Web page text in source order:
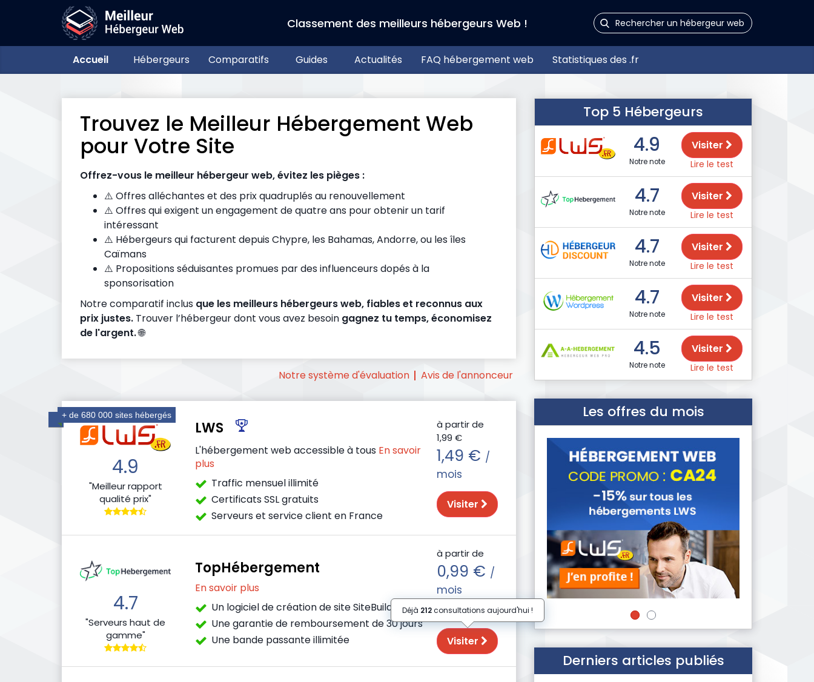
Classement des meilleurs hébergeurs Web !
Accueil Hébergeurs Comparatifs Guides Actualités FAQ hébergement web Statistiques des .fr
Trouvez le Meilleur Hébergement Web
pour Votre Site
Offrez-vous le meilleur hébergeur web, évitez les pièges :
⚠️ Offres alléchantes et des prix quadruplés au renouvellement
⚠️ Offres qui exigent un engagement de quatre ans pour obtenir un tarif
intéressant
⚠️ Hébergeurs qui facturent depuis Chypre, les Bahamas, Andorre, ou les îles
Caïmans
⚠️ Propositions séduisantes promues par des influenceurs dopés à la
sponsorisation
Notre comparatif inclus que les meilleurs hébergeurs web, fiables et reconnus aux
prix justes. Trouver l’hébergeur dont vous avez besoin gagnez tu temps, économisez
de l'argent.🌐
Notre système d'évaluation Avis de l'annonceur
+ de 680 000 sites hébergés
4.9
"Meilleur rapport
qualité prix"
LWS
L'hébergement web accessible à tous En savoir
plus
Traffic mensuel illimité
Certificats SSL gratuits
Serveurs et service client en France
à partir de
1,99 €
1,49 € /
mois
Visiter
4.7
"Serveurs haut de
gamme"
TopHébergement
En savoir plus
Un logiciel de création de site SiteBuilder pro
Une garantie de remboursement de 30 jours
Une bande passante illimitée
à partir de
0,99 € /
mois
Visiter
Déjà 212consultations aujourd'hui !
Top 5 Hébergeurs
4.9
Notre note
Visiter
Lire le test
4.7
Notre note
Visiter
Lire le test
4.7
Notre note
Visiter
Lire le test
4.7
Notre note
Visiter
Lire le test
4.5
Notre note
Visiter
Lire le test
Les offres du mois
Derniers articles publiés